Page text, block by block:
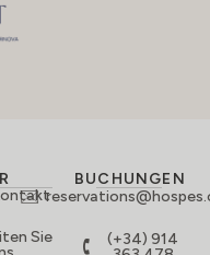
Sie
BUCHUNGEN
(+34) 914